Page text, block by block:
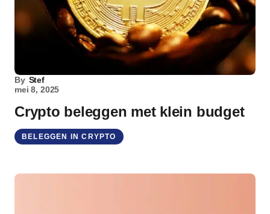
By Stef
mei 8, 2025
Crypto beleggen met klein budget
BELEGGEN IN CRYPTO